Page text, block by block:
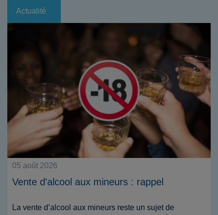
Actualité
05 août 2026
Vente d'alcool aux mineurs : rappel
La vente d’alcool aux mineurs reste un sujet de